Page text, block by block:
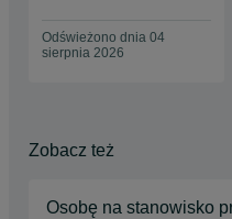
Odświeżono dnia 04
sierpnia 2026
Zobacz też
Osobę na stanowisko